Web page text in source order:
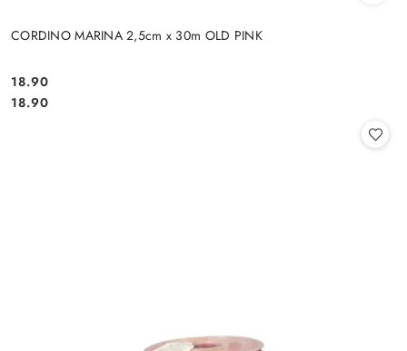
CORDINO MARINA 2,5cm x 30m OLD PINK
Cena:
18.90
Cena:
18.90